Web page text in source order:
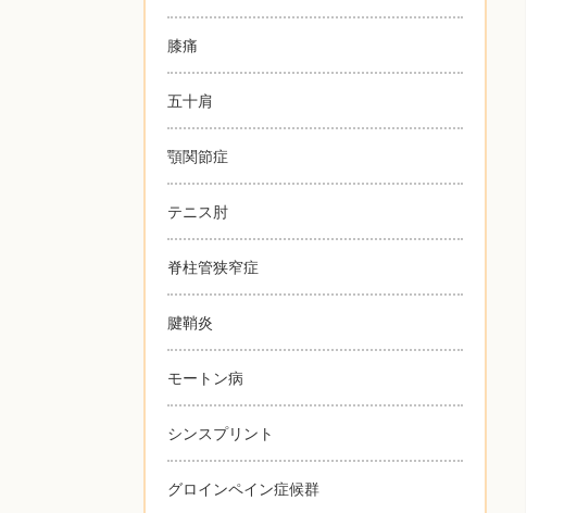
膝痛
五十肩
顎関節症
テニス肘
脊柱管狭窄症
腱鞘炎
モートン病
シンスプリント
グロインペイン症候群